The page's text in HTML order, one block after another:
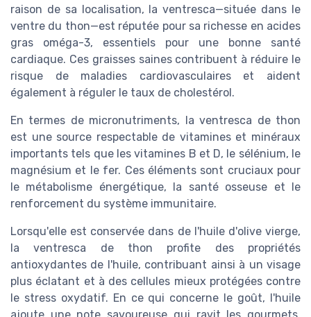
raison de sa localisation, la ventresca—située dans le
ventre du thon—est réputée pour sa richesse en acides
gras oméga-3, essentiels pour une bonne santé
cardiaque. Ces graisses saines contribuent à réduire le
risque de maladies cardiovasculaires et aident
également à réguler le taux de cholestérol.
En termes de micronutriments, la ventresca de thon
est une source respectable de vitamines et minéraux
importants tels que les vitamines B et D, le sélénium, le
magnésium et le fer. Ces éléments sont cruciaux pour
le métabolisme énergétique, la santé osseuse et le
renforcement du système immunitaire.
Lorsqu'elle est conservée dans de l'huile d'olive vierge,
la ventresca de thon profite des propriétés
antioxydantes de l'huile, contribuant ainsi à un visage
plus éclatant et à des cellules mieux protégées contre
le stress oxydatif. En ce qui concerne le goût, l'huile